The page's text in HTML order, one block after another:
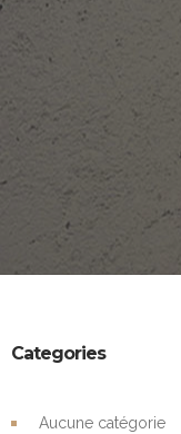
Categories
Aucune catégorie